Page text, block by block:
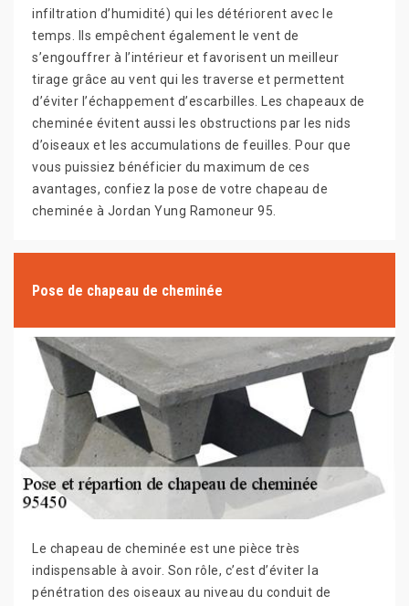
infiltration d’humidité) qui les détériorent avec le
temps. Ils empêchent également le vent de
s’engouffrer à l’intérieur et favorisent un meilleur
tirage grâce au vent qui les traverse et permettent
d’éviter l’échappement d’escarbilles. Les chapeaux de
cheminée évitent aussi les obstructions par les nids
d’oiseaux et les accumulations de feuilles. Pour que
vous puissiez bénéficier du maximum de ces
avantages, confiez la pose de votre chapeau de
cheminée à Jordan Yung Ramoneur 95.
Pose de chapeau de cheminée
Le chapeau de cheminée est une pièce très
indispensable à avoir. Son rôle, c’est d’éviter la
pénétration des oiseaux au niveau du conduit de